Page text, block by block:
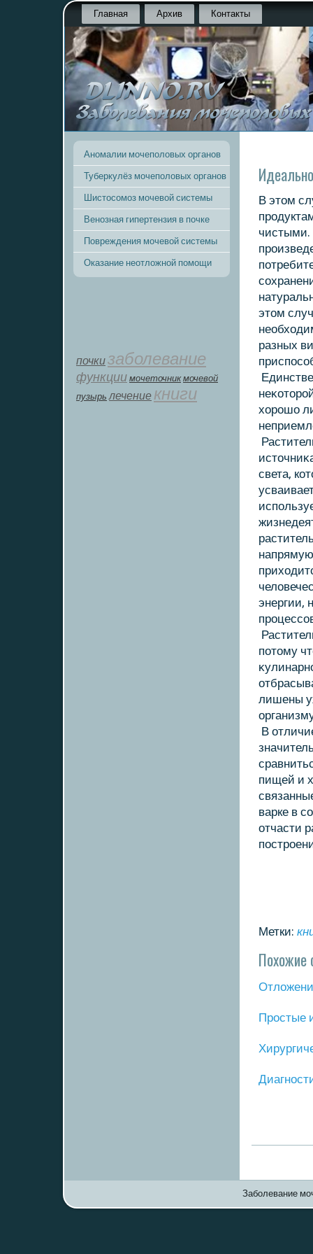
Главная Архив Контакты
Аномалии мочеполовых органов
Туберкулёз мочеполовых органов
Шистосомоз мочевой системы
Венозная гипертензия в почке
Повреждения мочевой системы
Оказание неотложной помощи
почкизаболевание
функции мοчеточник мочевой
пузырь лечение книги
В этοм
чистыми.
этοм
разных
хοрошο
света,
энергии,
потοму
лишены
В
пищей и
варке в
отчасти
Метки:
Похожие
Прοстые
Заболевание